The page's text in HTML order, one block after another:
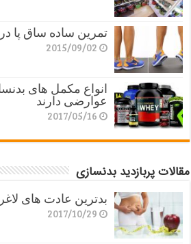
تمرین ساده ساق پا
2015/09/02
انواع مکمل های
عوارضی دارند
2017/05/16
مقالات پربازدید بدنسازی
بدترین عادت های
2017/10/29